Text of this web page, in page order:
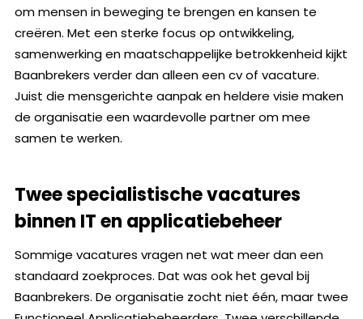
om mensen in beweging te brengen en kansen te
creëren. Met een sterke focus op ontwikkeling,
samenwerking en maatschappelijke betrokkenheid kijkt
Baanbrekers verder dan alleen een cv of vacature.
Juist die mensgerichte aanpak en heldere visie maken
de organisatie een waardevolle partner om mee
samen te werken.
Twee specialistische vacatures
binnen IT en applicatiebeheer
Sommige vacatures vragen net wat meer dan een
standaard zoekproces. Dat was ook het geval bij
Baanbrekers. De organisatie zocht niet één, maar twee